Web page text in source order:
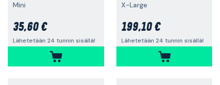
Mini
35,60 €
Lähetetään 24 tunnin sisällä!
X-Large
199,10 €
Lähetetään 24 tunnin sisällä!